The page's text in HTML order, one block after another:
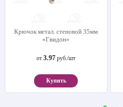
Крючок метал. стеновой 35мм
«Гвидон»
от3.97 руб./шт
Купить